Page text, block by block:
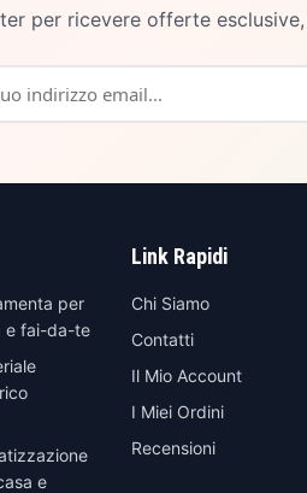
per ricevere offerte
per
e fai-da-te
e
Link Rapidi
Chi Siamo
Contatti
Il Mio Account
I Miei Ordini
Recensioni